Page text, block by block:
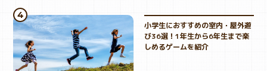
小学生におすすめの室内・屋外遊
び36選！1年生から6年生まで楽
しめるゲームを紹介